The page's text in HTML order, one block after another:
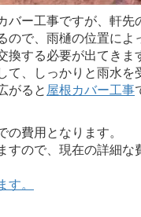
ー工事ですが、軒先
ので、雨樋の位置によ
換する必要が出てきま
、しっかりと雨水を
がると 屋根カバー工事
費用となります。
ので、現在の詳細な
す。